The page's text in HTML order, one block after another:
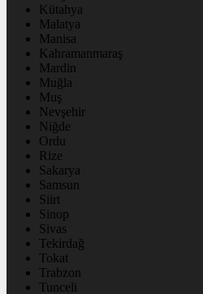
Kütahya
Malatya
Manisa
Kahramanmaraş
Mardin
Muğla
Muş
Nevşehir
Niğde
Ordu
Rize
Sakarya
Samsun
Siirt
Sinop
Sivas
Tekirdağ
Tokat
Trabzon
Tunceli